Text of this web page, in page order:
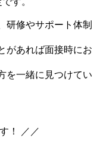
研修やサポート体制
があれば面接時にお
を一緒に見つけてい
！ ／／